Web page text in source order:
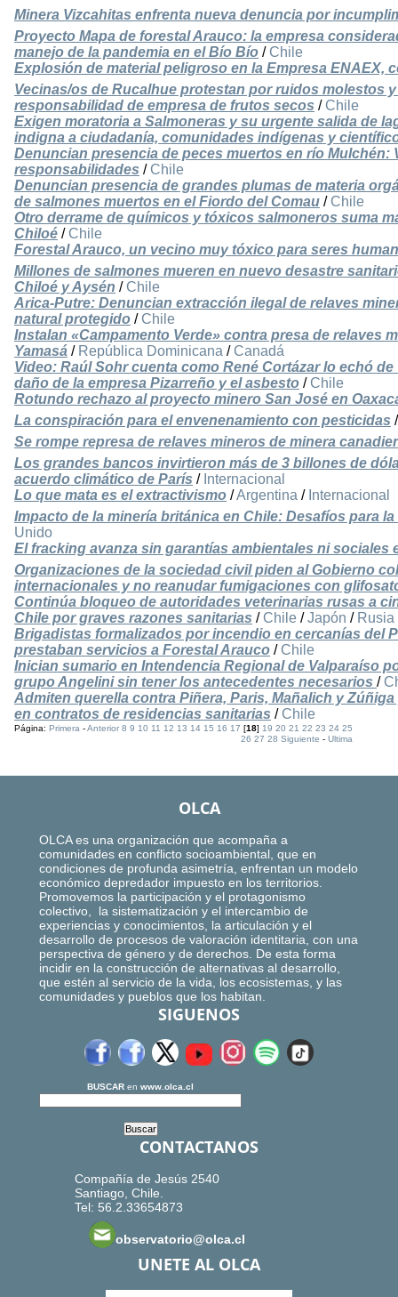
Minera Vizcahitas enfrenta nueva denuncia por
Proyecto Mapa de forestal Arauco: la empresa
manejo de la pandemia en el Bío Bío / Chile
Explosión de material peligroso en la Empresa ENAEX,
Vecinas/os de Rucalhue protestan por ruidos molestos
responsabilidad de empresa de frutos secos / Chile
Exigen moratoria a Salmoneras y su urgente salida de
indigna a ciudadanía, comunidades indígenas y
Denuncian presencia de peces muertos en río Mulchén:
responsabilidades / Chile
Denuncian presencia de grandes plumas de materia
de salmones muertos en el Fiordo del Comau / Chile
Otro derrame de químicos y tóxicos salmoneros suma
Chiloé / Chile
Forestal Arauco, un vecino muy tóxico para seres
Millones de salmones mueren en nuevo desastre
Chiloé y Aysén / Chile
Arica-Putre: Denuncian extracción ilegal de relaves
natural protegido / Chile
Instalan «Campamento Verde» contra presa de relaves
Yamasá / República Dominicana / Canadá
Video: Raúl Sohr cuenta como René Cortázar lo echó
daño de la empresa Pizarreño y el asbesto / Chile
Rotundo rechazo al proyecto minero San José en
La conspiración para el envenenamiento con pesticidas
Se rompe represa de relaves mineros de minera
Los grandes bancos invirtieron más de 3 billones de
acuerdo climático de París / Internacional
Lo que mata es el extractivismo /Argentina / Internacional
Impacto de la minería británica en Chile: Desafíos para
Unido
El fracking avanza sin garantías ambientales ni sociales
Organizaciones de la sociedad civil piden al Gobierno
internacionales y no reanudar fumigaciones con
Continúa bloqueo de autoridades veterinarias rusas a
Chile por graves razones sanitarias / Chile /Japón / Rusia
Brigadistas formalizados por incendio en cercanías del
prestaban servicios a Forestal Arauco / Chile
Inician sumario en Intendencia Regional de Valparaíso
grupo Angelini sin tener los antecedentes necesarios /
Admiten querella contra Piñera, Paris, Mañalich y
en contratos de residencias sanitarias / Chile
Página:Primera -Anterior 8 9 10 11 12 13 14 15 16 17 [18]19 20 21 22 23 24 25
26 27 28 Siguiente -Ultima
OLCA
OLCA es una organización que acompaña a
comunidades en conflicto socioambiental, que en
condiciones de profunda asimetría, enfrentan un modelo
económico depredador impuesto en los territorios.
Promovemos la participación y el protagonismo
colectivo, la sistematización y el intercambio de
experiencias y conocimientos, la articulación y el
desarrollo de procesos de valoración identitaria, con una
perspectiva de género y de derechos. De esta forma
incidir en la construcción de alternativas al desarrollo,
que estén al servicio de la vida, los ecosistemas, y las
comunidades y pueblos que los habitan.
SIGUENOS
BUSCAR en www.olca.cl
CONTACTANOS
Compañía de Jesús 2540
Santiago, Chile.
Tel: 56.2.33654873
observatorio@olca.cl
UNETE AL OLCA